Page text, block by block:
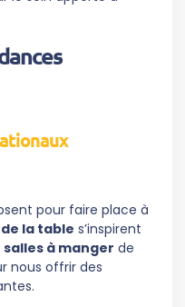
pour faire place à
la table s’inspirent
salles à manger de
nous offrir des